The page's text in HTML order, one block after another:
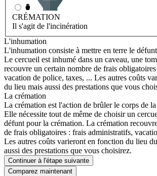
CRÉMATION
Il s'agit de l'incinération
L'inhumation
L'inhumation consiste à mettre en terre le
Le cercueil est inhumé dans un caveau, une
recouvre un certain nombre de frais
vacation de police, taxes, ... Les autres coûts
du lieu mais aussi des prestations que vous
La crémation
La crémation est l'action de brûler le corps de
Elle nécessite tout de même de choisir un
défunt pour la crémation. La crémation
de frais obligatoires : frais administratifs,
Les autres coûts varieront en fonction du lieu
aussi des prestations que vous choisirez.
Continuer à l'étape suivante